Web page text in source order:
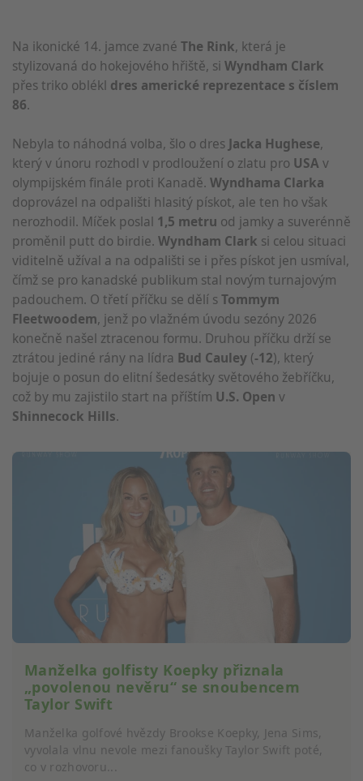
Na ikonické 14. jamce zvané The Rink, která je
stylizovaná do hokejového hřiště, si Wyndham Clark
přes triko oblékl dres americké reprezentace s číslem
86.
Nebyla to náhodná volba, šlo o dres Jacka Hughese,
který v únoru rozhodl v prodloužení o zlatu pro USA v
olympijském finále proti Kanadě. Wyndhama Clarka
doprovázel na odpališti hlasitý pískot, ale ten ho však
nerozhodil. Míček poslal 1,5 metru od jamky a suverénně
proměnil putt do birdie. Wyndham Clark si celou situaci
viditelně užíval a na odpališti se i přes pískot jen usmíval,
čímž se pro kanadské publikum stal novým turnajovým
padouchem. O třetí příčku se dělí sTommym
Fleetwoodem, jenž po vlažném úvodu sezóny 2026
konečně našel ztracenou formu. Druhou příčku drží se
ztrátou jediné rány na lídra Bud Cauley (-12), který
bojuje o posun do elitní šedesátky světového žebříčku,
což by mu zajistilo start na příštím U.S. Open v
Shinnecock Hills.
Manželka golfisty Koepky přiznala
„povolenou nevěru“ se snoubencem
Taylor Swift
Manželka golfové hvězdy Brookse Koepky, Jena Sims,
vyvolala vlnu nevole mezi fanoušky Taylor Swift poté,
co v rozhovoru...